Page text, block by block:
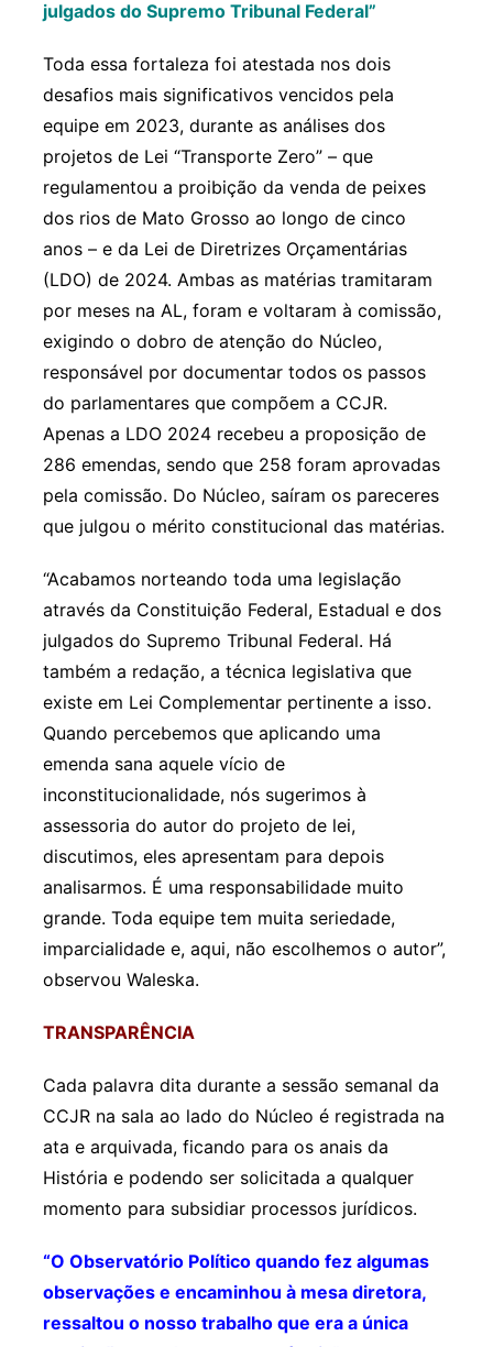
julgados do Supremo Tribunal Federal”
Toda essa fortaleza foi atestada nos dois
desafios mais significativos vencidos pela
equipe em 2023, durante as análises dos
projetos de Lei “Transporte Zero” – que
regulamentou a proibição da venda de peixes
dos rios de Mato Grosso ao longo de cinco
anos – e da Lei de Diretrizes Orçamentárias
(LDO) de 2024. Ambas as matérias tramitaram
por meses na AL, foram e voltaram à comissão,
exigindo o dobro de atenção do Núcleo,
responsável por documentar todos os passos
do parlamentares que compõem a CCJR.
Apenas a LDO 2024 recebeu a proposição de
286 emendas, sendo que 258 foram aprovadas
pela comissão. Do Núcleo, saíram os pareceres
que julgou o mérito constitucional das matérias.
“Acabamos norteando toda uma legislação
através da Constituição Federal, Estadual e dos
julgados do Supremo Tribunal Federal. Há
também a redação, a técnica legislativa que
existe em Lei Complementar pertinente a isso.
Quando percebemos que aplicando uma
emenda sana aquele vício de
inconstitucionalidade, nós sugerimos à
assessoria do autor do projeto de lei,
discutimos, eles apresentam para depois
analisarmos. É uma responsabilidade muito
grande. Toda equipe tem muita seriedade,
imparcialidade e, aqui, não escolhemos o autor”,
observou Waleska.
TRANSPARÊNCIA
Cada palavra dita durante a sessão semanal da
CCJR na sala ao lado do Núcleo é registrada na
ata e arquivada, ficando para os anais da
História e podendo ser solicitada a qualquer
momento para subsidiar processos jurídicos.
“O Observatório Político quando fez algumas
observações e encaminhou à mesa diretora,
ressaltou o nosso trabalho que era a única